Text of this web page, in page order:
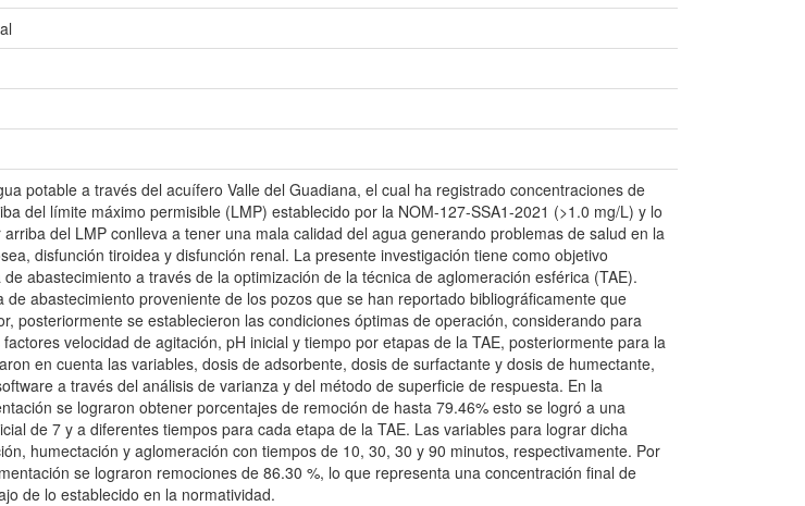
potable a través del acuífero Valle del Guadiana, el cual ha registrado concentraciones de
del límite máximo permisible (LMP) establecido por la NOM-127-SSA1-2021 (>1.0 mg/L) y lo
del LMP conlleva a tener una mala calidad del agua generando problemas de salud en la
disfunción tiroidea y disfunción renal. La presente investigación tiene como objetivo
abastecimiento a través de la optimización de la técnica de aglomeración esférica (TAE).
abastecimiento proveniente de los pozos que se han reportado bibliográficamente que
posteriormente se establecieron las condiciones óptimas de operación, considerando para
velocidad de agitación, pH inicial y tiempo por etapas de la TAE, posteriormente para la
en cuenta las variables, dosis de adsorbente, dosis de surfactante y dosis de humectante,
a través del análisis de varianza y del método de superficie de respuesta. En la
se lograron obtener porcentajes de remoción de hasta 79.46% esto se logró a una
de 7 y a diferentes tiempos para cada etapa de la TAE. Las variables para lograr dicha
humectación y aglomeración con tiempos de 10, 30, 30 y 90 minutos, respectivamente. Por
se lograron remociones de 86.30 %, lo que representa una concentración final de
de lo establecido en la normatividad.